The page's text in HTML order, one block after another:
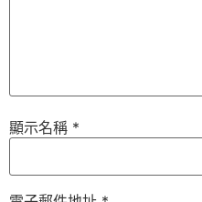
顯示名稱 *